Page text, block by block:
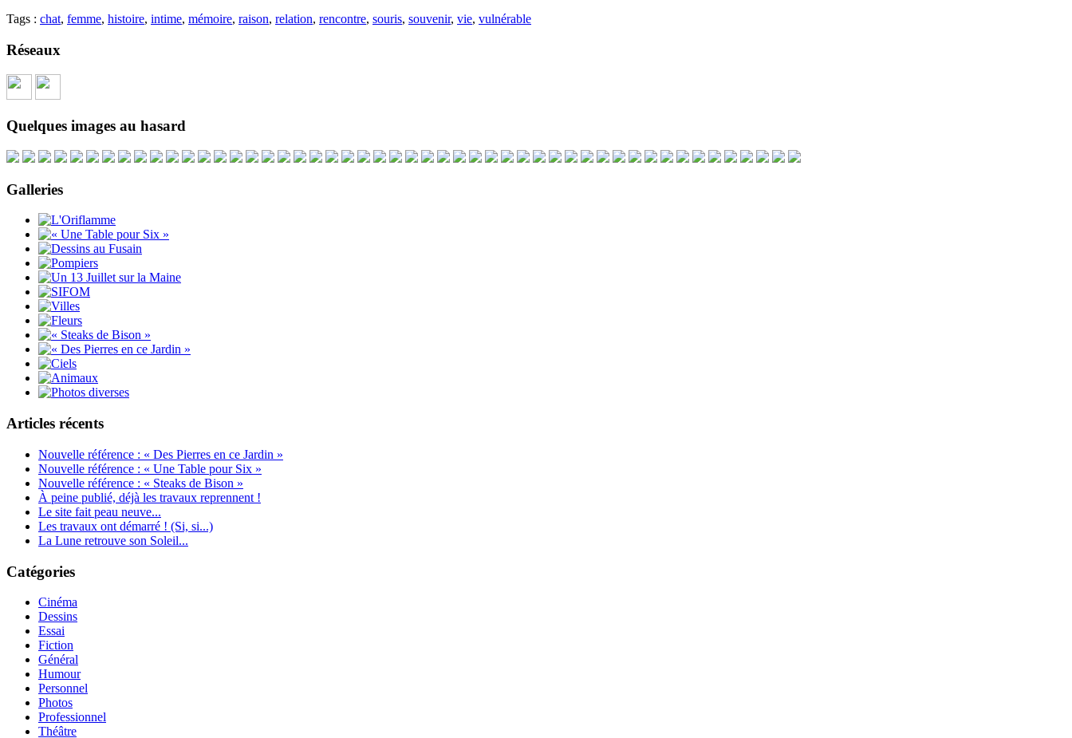
Tags : chat, femme, histoire, intime, mémoire, raison, relation, rencontre, souris, souvenir, vie, vulnérable
Réseaux
Quelques images au hasard
Galleries
Articles récents
Nouvelle référence : « Des Pierres en ce Jardin »
Nouvelle référence : « Une Table pour Six »
Nouvelle référence : « Steaks de Bison »
À peine publié, déjà les travaux reprennent !
Le site fait peau neuve...
Les travaux ont démarré ! (Si, si...)
La Lune retrouve son Soleil...
Catégories
Cinéma
Dessins
Essai
Fiction
Général
Humour
Personnel
Photos
Professionnel
Théâtre